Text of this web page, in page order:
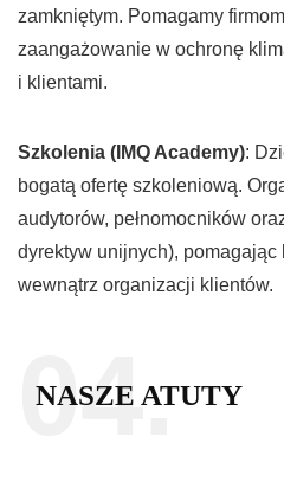
zamkniętym. Pomagamy
zaangażowanie w ochronę
i klientami.
Szkolenia (IMQ Academy):
bogatą ofertę szkoleniową.
audytorów, pełnomocników
dyrektyw unijnych),
wewnątrz organizacji klientów.
04.
NASZE ATUTY